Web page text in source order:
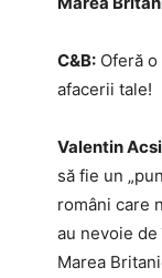
C&B: Oferă
afacerii tale!
Valentin
să fie un
români care
au nevoie
Marea